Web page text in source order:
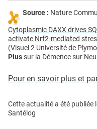
Source : Nature
Cytoplasmic DAXX drives
activate Nrf2-mediated
(Visuel 2 Université de
Plussur la Démencesur
Pour en savoir plus et
Cette actualité a été publiée
Santélog